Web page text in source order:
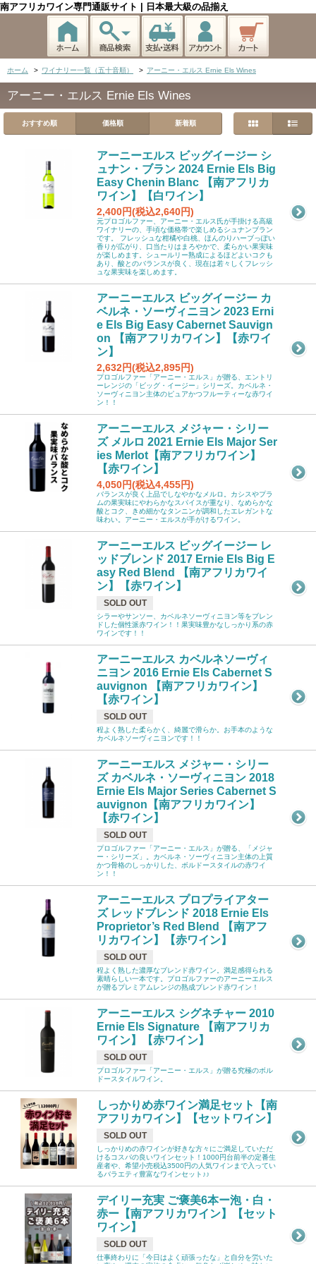
南アフリカワイン専門通販サイト | 日本最大級の品揃え
ホーム > ワイナリー一覧（五十音順） > アーニー・エルス Ernie Els Wines
アーニー・エルス Ernie Els Wines
おすすめ順 価格順 新着順
アーニーエルス ビッグイージー シ
ュナン・ブラン 2024 Ernie Els Big
Easy Chenin Blanc 【南アフリカ
ワイン】【白ワイン】
2,400円(税込2,640円)
元プロゴルファー、アーニー・エルス氏が手掛ける高級
ワイナリーの、手頃な価格帯で楽しめるシュナンブラン
です。 フレッシュな柑橘や白桃、ほんのりハーブっぽい
香りが広がり、口当たりはまろやかで、柔らかい果実味
が楽しめます。シュールリー熟成によるほどよいコクも
あり、酸とのバランスが良く、現在は若々しくフレッシ
ュな果実味を楽しめます。
アーニーエルス ビッグイージー カ
ベルネ・ソーヴィニヨン 2023 Erni
e Els Big Easy Cabernet Sauvign
on 【南アフリカワイン】【赤ワイ
ン】
2,632円(税込2,895円)
プロゴルファー「アーニー・エルス」が贈る、エントリ
ーレンジの「ビッグ・イージー」シリーズ。カベルネ・
ソーヴィニヨン主体のピュアかつフルーティーな赤ワイ
ン！！
アーニーエルス メジャー・シリー
ズ メルロ 2021 Ernie Els Major Ser
ies Merlot【南アフリカワイン】
【赤ワイン】
4,050円(税込4,455円)
バランスが良く上品でしなやかなメルロ。カシスやプラ
ムの果実味にやわらかなスパイスが重なり、なめらかな
酸とコク、きめ細かなタンニンが調和したエレガントな
味わい。アーニー・エルスが手がけるワイン。
アーニーエルス ビッグイージー レ
ッドブレンド 2017 Ernie Els Big E
asy Red Blend 【南アフリカワイ
ン】【赤ワイン】
SOLD OUT
シラーやサンソー、カベルネソーヴィニヨン等をブレン
ドした個性派赤ワイン！！果実味豊かなしっかり系の赤
ワインです！！
アーニーエルス カベルネソーヴィ
ニヨン 2016 Ernie Els Cabernet S
auvignon 【南アフリカワイン】
【赤ワイン】
SOLD OUT
程よく熟した柔らかく、綺麗で滑らか。お手本のような
カベルネソーヴィニヨンです！！
アーニーエルス メジャー・シリー
ズ カベルネ・ソーヴィニヨン 2018
Ernie Els Major Series Cabernet S
auvignon【南アフリカワイン】
【赤ワイン】
SOLD OUT
プロゴルファー「アーニー・エルス」が贈る、「メジャ
ー・シリーズ」。カベルネ・ソーヴィニヨン主体の上質
かつ骨格のしっかりした、ボルドースタイルの赤ワイ
ン！！
アーニーエルス プロプライアター
ズ レッドブレンド 2018 Ernie Els
Proprietor’s Red Blend 【南アフ
リカワイン】【赤ワイン】
SOLD OUT
程よく熟した濃厚なブレンド赤ワイン。満足感得られる
素晴らしい一本です。プロゴルファーのアーニーエルス
が贈るプレミアムレンジの熟成ブレンド赤ワイン！
アーニーエルス シグネチャー 2010
Ernie Els Signature 【南アフリカ
ワイン】【赤ワイン】
SOLD OUT
プロゴルファー「アーニー・エルス」が贈る究極のボル
ドースタイルワイン。
しっかりめ赤ワイン満足セット【南
アフリカワイン】【セットワイン】
SOLD OUT
しっかりめの赤ワインが好きな方々にご満足していただ
けるコスパの良いワインセット！1000円台前半の定番生
産者や、希望小売税込3500円の人気ワインまで入ってい
るバラエティ豊富なワインセット♪♪
デイリー充実 ご褒美6本ー泡・白・
赤ー【南アフリカワイン】【セット
ワイン】
SOLD OUT
仕事終わりに「今日はよく頑張ったな」と自分を労いた